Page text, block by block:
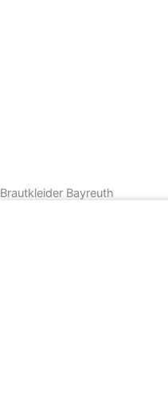
Brautkleider Bayreuth